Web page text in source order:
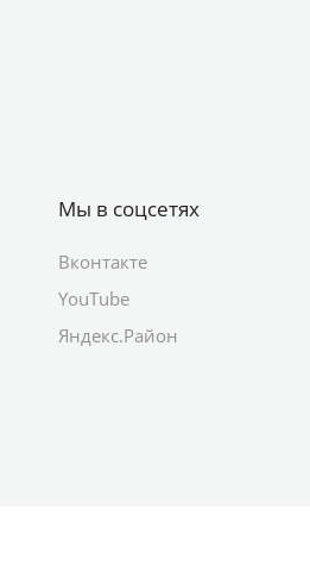
Мы в соцсетях
Вконтакте
YouTube
Яндекс.Район